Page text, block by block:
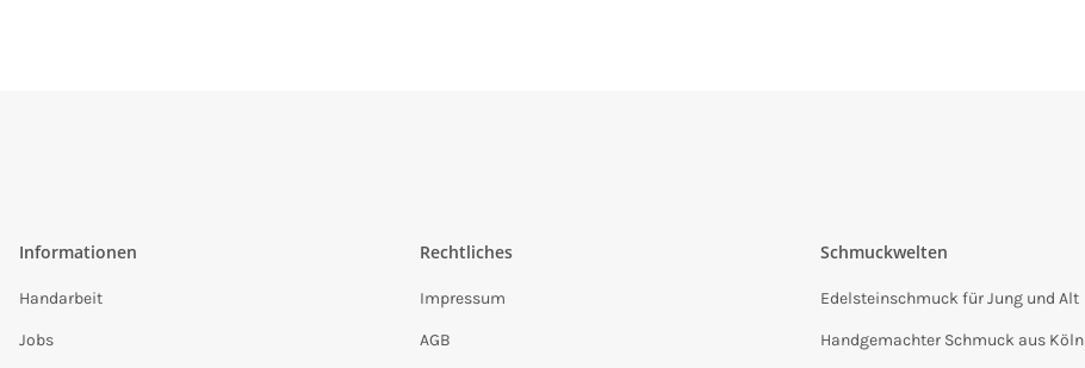
Informationen
Handarbeit
Jobs
Rechtliches
Impressum
AGB
Schmuckwelten
Edelsteinschmuck für Jung und Alt
Handgemachter Schmuck aus Köln